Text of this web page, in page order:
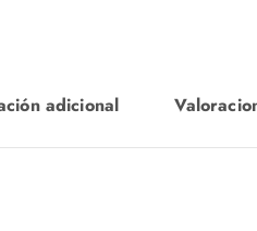
adicional